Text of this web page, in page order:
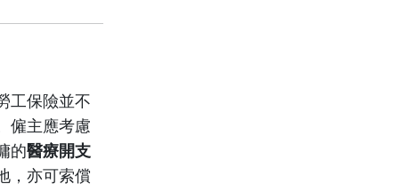
工保險並不
僱主應考慮
的醫療開支
，亦可索償